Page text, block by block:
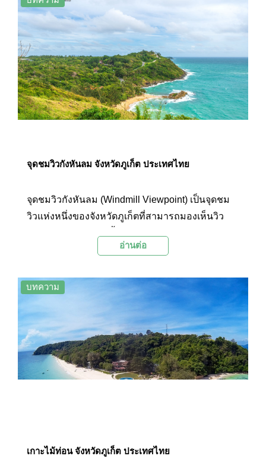
จุดชมวิวกังหันลม จังหวัดภูเก็ต ประเทศไทย
จุดชมวิวกังหันลม (Windmill Viewpoint) เป็นจุดชม
วิวแห่งหนึ่งของจังหวัดภูเก็ตที่สามารถมองเห็นวิว
ไกล ภูเขาสีเขียวที่ล้อมรอบ พร้อมกับเหล่ากังหันลมที่
สามารถชมพระอาทิตย์ตกได้สวยงามไม่ยิ่งหย่อนไป
กว่าแหลมพรหมเทพ
อ่านต่อ
บทความ
เกาะไม้ท่อน จังหวัดภูเก็ต ประเทศไทย